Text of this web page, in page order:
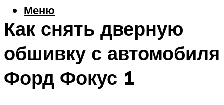
Меню
Как снять дверную
обшивку с автомобиля
Форд Фокус 1